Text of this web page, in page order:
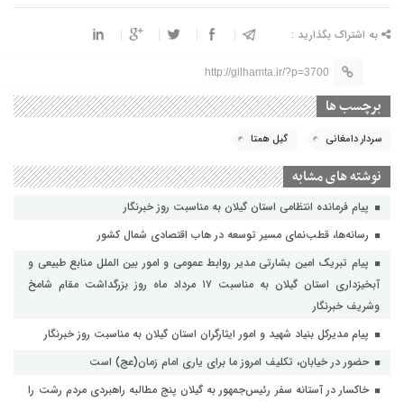
به اشتراک بگذارید :
http://gilhamta.ir/?p=3700
برچسب ها
سردار دامغانی گیل همتا
نوشته های مشابه
پیام فرمانده انتظامی استان گیلان به مناسبت روز خبرنگار
رسانه‌ها، قطب‌نمای مسیر توسعه در هاب اقتصادی شمال كشور
پیام تبریک امین بشارتی مدیر روابط عمومی و امور بین الملل منابع طبیعی و
آبخیزداری استان گیلان به مناسبت ۱۷ مرداد ماه روز بزرگداشت مقام شامخ
وشریف خبرنگار
پیام مدیرکل بنیاد شهید و امور ایثارگران استان گیلان به مناسبت روز خبرنگار
حضور در خیابان، تکلیف امروز ما برای یاری امام زمان(عج) است
خاکسار در آستانه سفر رئیس‌جمهور به گیلان پنج مطالبه راهبردی مردم رشت را